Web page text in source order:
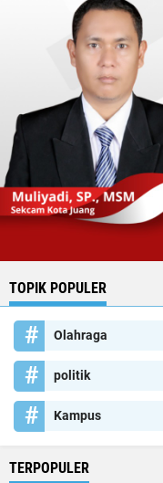
TOPIK POPULER
Olahraga
politik
Kampus
TERPOPULER